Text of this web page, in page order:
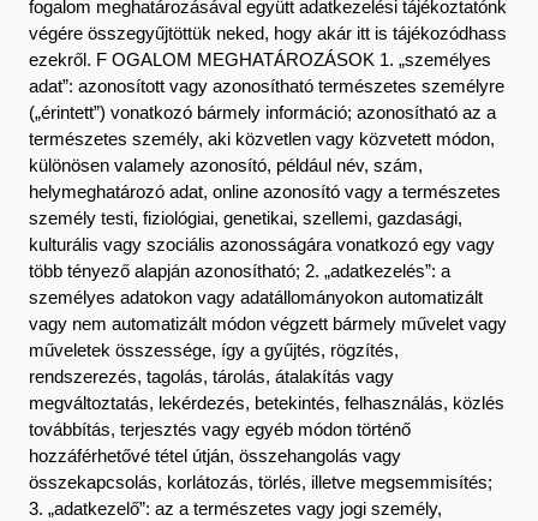
fogalom meghatározásával együtt adatkezelési tájékoztatónk
végére összegyűjtöttük neked, hogy akár itt is tájékozódhass
ezekről. F OGALOM MEGHATÁROZÁSOK 1. „személyes
adat”: azonosított vagy azonosítható természetes személyre
(„érintett”) vonatkozó bármely információ; azonosítható az a
természetes személy, aki közvetlen vagy közvetett módon,
különösen valamely azonosító, például név, szám,
helymeghatározó adat, online azonosító vagy a természetes
személy testi, fiziológiai, genetikai, szellemi, gazdasági,
kulturális vagy szociális azonosságára vonatkozó egy vagy
több tényező alapján azonosítható; 2. „adatkezelés”: a
személyes adatokon vagy adatállományokon automatizált
vagy nem automatizált módon végzett bármely művelet vagy
műveletek összessége, így a gyűjtés, rögzítés,
rendszerezés, tagolás, tárolás, átalakítás vagy
megváltoztatás, lekérdezés, betekintés, felhasználás, közlés
továbbítás, terjesztés vagy egyéb módon történő
hozzáférhetővé tétel útján, összehangolás vagy
összekapcsolás, korlátozás, törlés, illetve megsemmisítés;
3. „adatkezelő”: az a természetes vagy jogi személy,